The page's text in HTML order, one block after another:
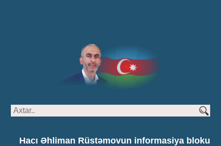
Hacı Əhliman Rüstəmovun informasiya bloku